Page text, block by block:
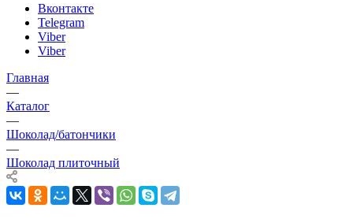
Вконтакте
Telegram
Viber
Viber
Главная
—
Каталог
—
Шоколад/батончики
—
Шоколад плиточный